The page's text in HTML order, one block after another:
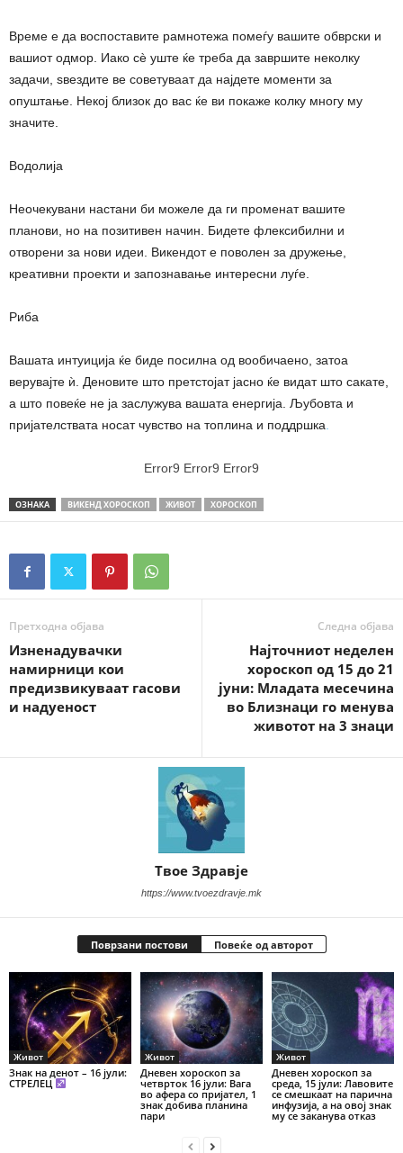
Време е да воспоставите рамнотежа помеѓу вашите обврски и
вашиот одмор. Иако сè уште ќе треба да завршите неколку
задачи, ѕвездите ве советуваат да најдете моменти за
опуштање. Некој близок до вас ќе ви покаже колку многу му
значите.
Водолија
Неочекувани настани би можеле да ги променат вашите
планови, но на позитивен начин. Бидете флексибилни и
отворени за нови идеи. Викендот е поволен за дружење,
креативни проекти и запознавање интересни луѓе.
Риба
Вашата интуиција ќе биде посилна од вообичаено, затоа
верувајте ѝ. Деновите што претстојат јасно ќе видат што сакате,
а што повеќе не ја заслужува вашата енергија. Љубовта и
пријателствата носат чувство на топлина и поддршка
Error9 Error9 Error9
ОЗНАКА ВИКЕНД ХОРОСКОП ЖИВОТ ХОРОСКОП
Претходна објава
Изненадувачки
намирници кои
предизвикуваат гасови
и надуеност
Следна објава
Најточниот неделен
хороскоп од 15 до 21
јуни: Младата месечина
во Близнаци го менува
животот на 3 знаци
Твое Здравје
https://www.tvoezdravje.mk
Поврзани постови Повеќе од авторот
Живот
Знак на денот – 16 јули:
СТРЕЛЕЦ
Живот
Дневен хороскоп за
четврток 16 јули: Вага
во афера со пријател, 1
знак добива планина
пари
Живот
Дневен хороскоп за
среда, 15 јули: Лавовите
се смешкаат на парична
инфузија, а на овој знак
му се заканува отказ